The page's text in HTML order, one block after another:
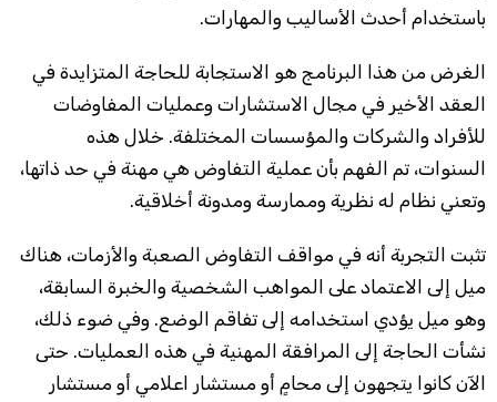
باستخدام أحدث الأساليب والمهارات.
الغرض من هذا البرنامج هو الاستجابة للحاجة المتزايدة في
العقد الأخير في مجال الاستشارات وعمليات المفاوضات
للأفراد والشركات والمؤسسات المختلفة. خلال هذه
السنوات، تم الفهم بأن عملية التفاوض هي مهنة في حد ذاتها،
وتعني نظام له نظرية وممارسة ومدونة أخلاقية.
تثبت التجربة أنه في مواقف التفاوض الصعبة والأزمات، هناك
ميل إلى الاعتماد على المواهب الشخصية والخبرة السابقة،
وهو ميل يؤدي استخدامه إلى تفاقم الوضع. وفي ضوء ذلك،
نشأت الحاجة إلى المرافقة المهنية في هذه العمليات. حتى
الآن كانوا يتجهون إلى محامٍ أو مستشار اعلامي أو مستشار